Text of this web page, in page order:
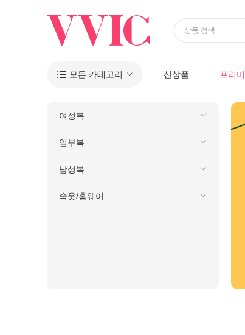
상품 검색
 모든 카테고리 신상품 프리
여성복
임부복
남성복
속옷/홈웨어